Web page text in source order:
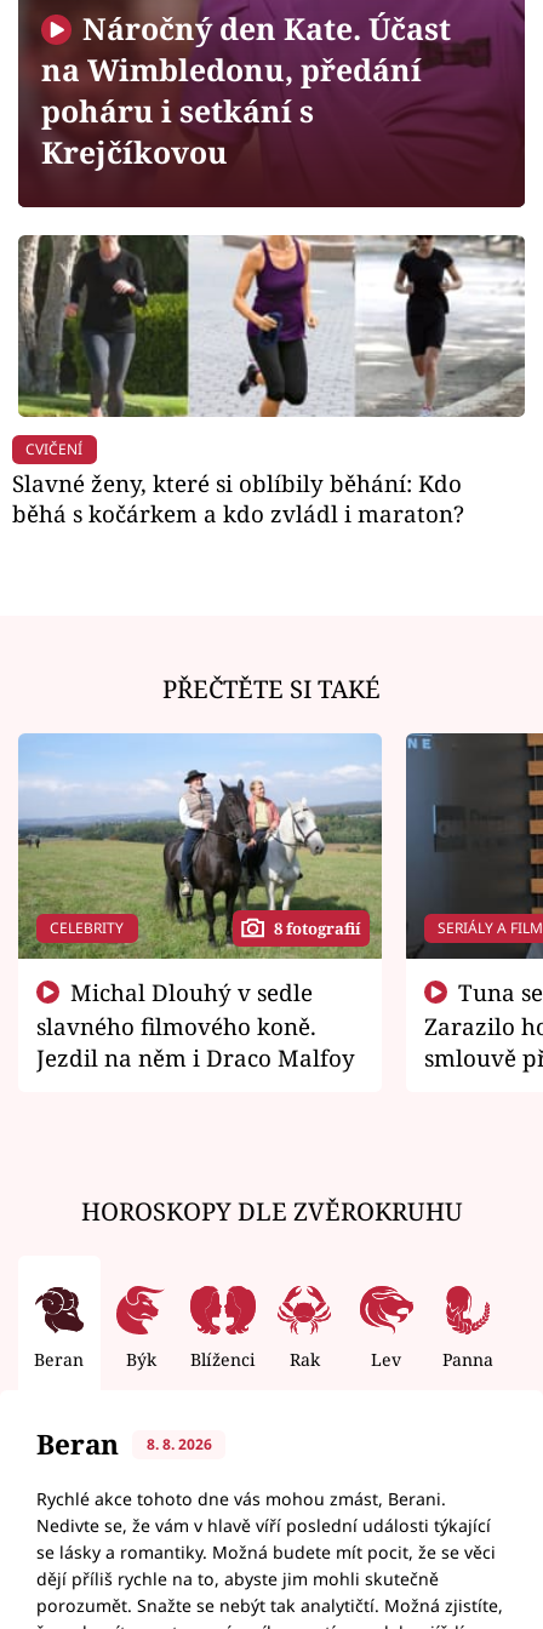
Sledujte prima+
Filmový festival Karlovy Vary
Mámy sobě
Přihlášení
Sledujte nás
Náročný den Kate. Účast
na Wimbledonu, předání
poháru i setkání s
Krejčíkovou
CVIČENÍ
Slavné ženy, které si oblíbily běhání: Kdo
běhá s kočárkem a kdo zvládl i maraton?
PŘEČTĚTE SI TAKÉ
CELEBRITY 8 fotografií
slavného filmového koně.
Jezdil na něm i Draco Malfoy
SERIÁLY A
Zarazilo
smlouvě
HOROSKOPY DLE ZVĚROKRUHU
Beran Býk Blíženci Rak Lev Panna
Beran 8. 8. 2026
Rychlé akce tohoto dne vás mohou zmást, Berani.
Nedivte se, že vám v hlavě víří poslední události týkající
se lásky a romantiky. Možná budete mít pocit, že se věci
dějí příliš rychle na to, abyste jim mohli skutečně
porozumět. Snažte se nebýt tak analytičtí. Možná zjistíte,